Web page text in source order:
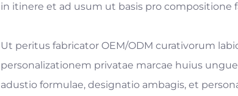
in itinere et ad usum ut basis pro compositione
Ut peritus fabricator OEM/ODM curativorum
personalizationem privatae marcae huius
adustio formulae, designatio ambagis, et